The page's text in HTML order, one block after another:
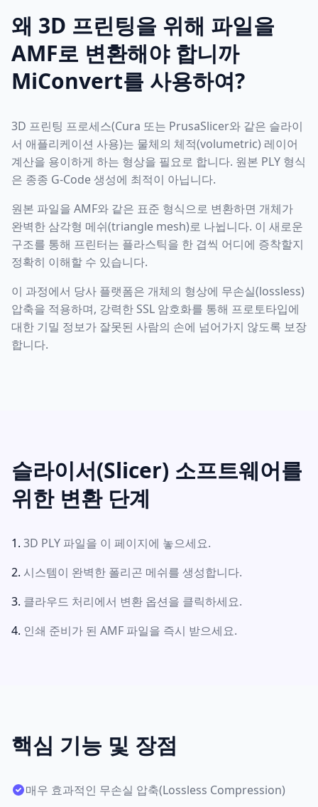
왜 3D 프린팅을 위해 파일을
AMF로 변환해야 합니까
MiConvert를 사용하여?
3D 프린팅 프로세스(Cura 또는 PrusaSlicer와 같은 슬라이
서 애플리케이션 사용)는 물체의 체적(volumetric) 레이어
계산을 용이하게 하는 형상을 필요로 합니다. 원본 PLY 형식
은 종종 G-Code 생성에 최적이 아닙니다.
원본 파일을 AMF와 같은 표준 형식으로 변환하면 개체가
완벽한 삼각형 메쉬(triangle mesh)로 나뉩니다. 이 새로운
구조를 통해 프린터는 플라스틱을 한 겹씩 어디에 증착할지
정확히 이해할 수 있습니다.
이 과정에서 당사 플랫폼은 개체의 형상에 무손실(lossless)
압축을 적용하며, 강력한 SSL 암호화를 통해 프로토타입에
대한 기밀 정보가 잘못된 사람의 손에 넘어가지 않도록 보장
합니다.
슬라이서(Slicer) 소프트웨어를
위한 변환 단계
3D PLY 파일을 이 페이지에 놓으세요.
시스템이 완벽한 폴리곤 메쉬를 생성합니다.
클라우드 처리에서 변환 옵션을 클릭하세요.
인쇄 준비가 된 AMF 파일을 즉시 받으세요.
핵심 기능 및 장점
매우 효과적인 무손실 압축(Lossless Compression)